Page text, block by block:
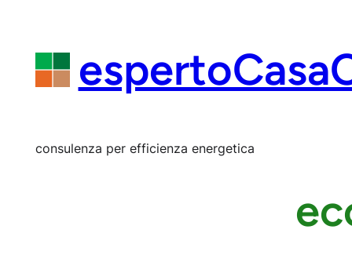
consulenza per efficienza energetica